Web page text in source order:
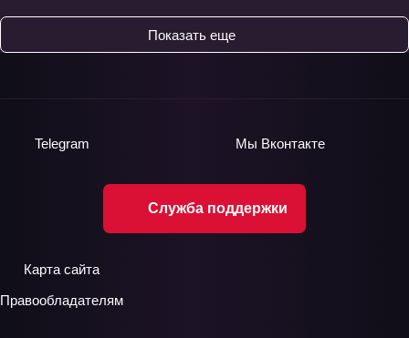
Показать еще
Служба поддержки
Telegram Мы Вконтакте
Карта сайта
Правообладателям